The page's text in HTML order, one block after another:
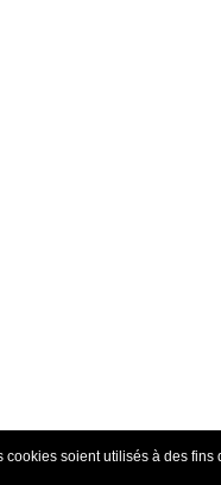
soient utilisés à des